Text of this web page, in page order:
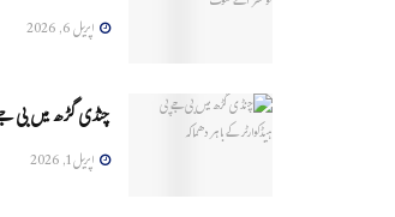
اپریل 6, 2026
چنڈی گڑھ میں بی جے
اپریل 1, 2026